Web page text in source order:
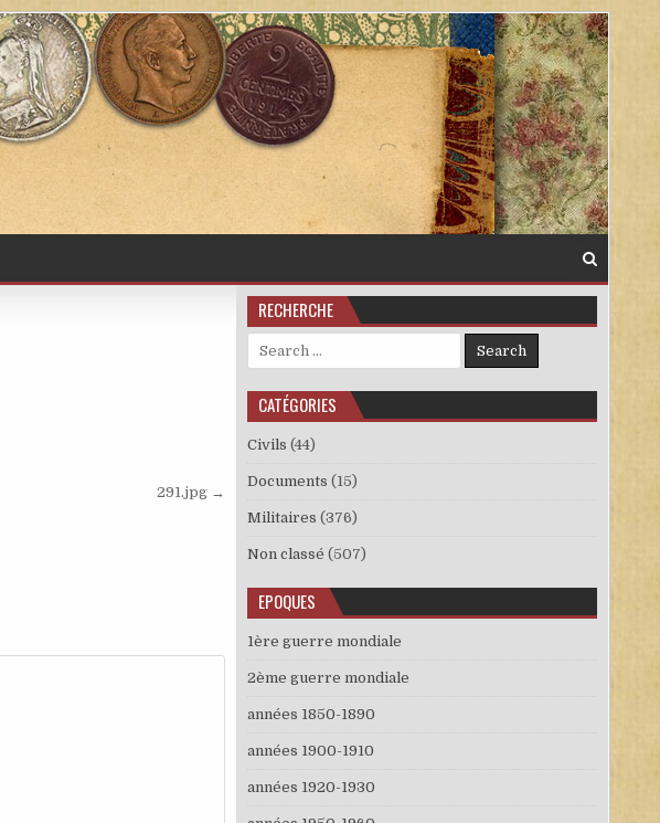
291.jpg →
RECHERCHE
Search for:
CATÉGORIES
Civils (44)
Documents (15)
Militaires (376)
Non classé (507)
EPOQUES
1ère guerre mondiale
2ème guerre mondiale
années 1850-1890
années 1900-1910
années 1920-1930